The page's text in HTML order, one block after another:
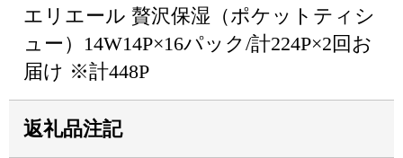
エリエール 贅沢保湿（ポケットティシ
ュー）14W14P×16パック/計224P×2回お
届け ※計448P
返礼品注記